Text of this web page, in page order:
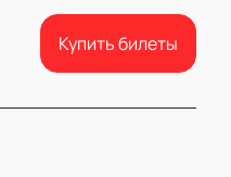
Купить билеты